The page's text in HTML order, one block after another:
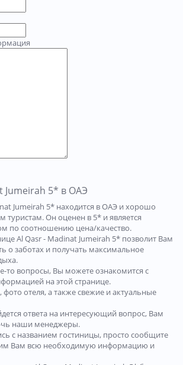
Jumeirah 5* в ОАЭ
Jumeirah 5* находится в ОАЭ и хорошо
туристам. Он оценен в 5* и является
по соотношению цена/качество.
Al Qasr - Madinat Jumeirah 5* позволит Вам
о заботах и получать максимальное
то вопросы, Вы можете ознакомится с
на этой странице.
отеля, а также свежие и актуальные
ответа на интересующий вопрос, Вам
наши менеджеры.
с названием гостиницы, просто сообщите
Вам всю необходимую информацию и